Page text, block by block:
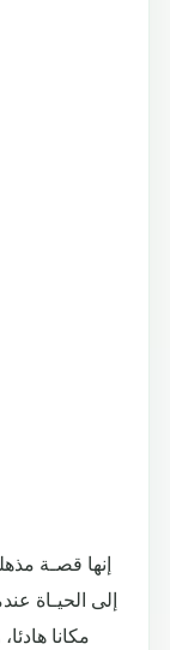
إلى الحيـاة
مكانا